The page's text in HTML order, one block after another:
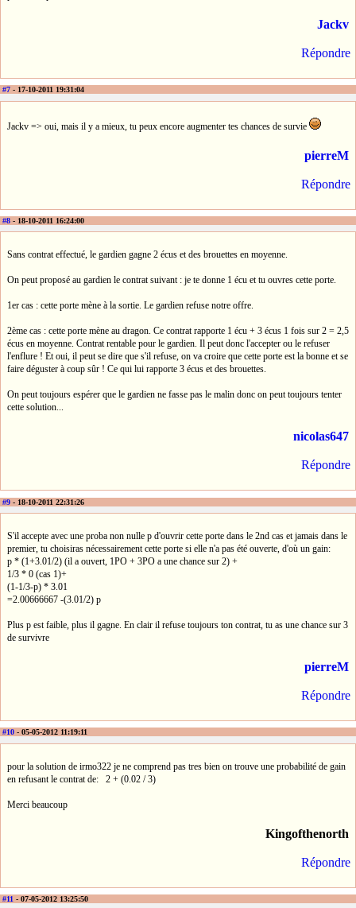
Jackv
Répondre
#7 - 17-10-2011 19:31:04
Jackv => oui, mais il y a mieux, tu peux encore augmenter tes chances de survie
pierreM
Répondre
#8 - 18-10-2011 16:24:00
Sans contrat effectué, le gardien gagne 2 écus et des brouettes en moyenne.
On peut proposé au gardien le contrat suivant : je te donne 1 écu et tu ouvres cette porte.
1er cas : cette porte mène à la sortie. Le gardien refuse notre offre.
2ème cas : cette porte mène au dragon. Ce contrat rapporte 1 écu + 3 écus 1 fois sur 2 = 2,5
écus en moyenne. Contrat rentable pour le gardien. Il peut donc l'accepter ou le refuser
l'enflure ! Et oui, il peut se dire que s'il refuse, on va croire que cette porte est la bonne et se
faire déguster à coup sûr ! Ce qui lui rapporte 3 écus et des brouettes.
On peut toujours espérer que le gardien ne fasse pas le malin donc on peut toujours tenter
cette solution...
nicolas647
Répondre
#9 - 18-10-2011 22:31:26
S'il accepte avec une proba non nulle p d'ouvrir cette porte dans le 2nd cas et jamais dans le
premier, tu choisiras nécessairement cette porte si elle n'a pas été ouverte, d'où un gain:
p * (1+3.01/2) (il a ouvert, 1PO + 3PO a une chance sur 2) +
1/3 * 0 (cas 1)+
(1-1/3-p) * 3.01
=2.00666667 -(3.01/2) p
Plus p est faible, plus il gagne. En clair il refuse toujours ton contrat, tu as une chance sur 3
de survivre
pierreM
Répondre
#10 - 05-05-2012 11:19:11
pour la solution de irmo322 je ne comprend pas tres bien on trouve une probabilité de gain
en refusant le contrat de: 2 + (0.02 / 3)
Merci beaucoup
Kingofthenorth
Répondre
#11 - 07-05-2012 13:25:50